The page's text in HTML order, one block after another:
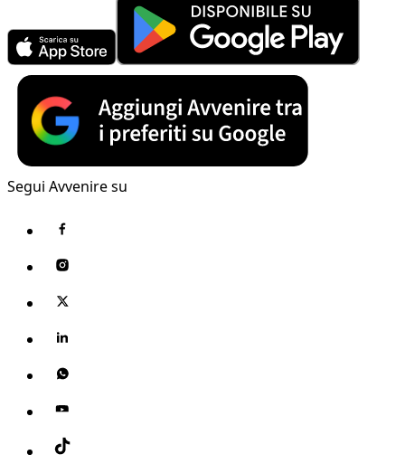
Segui Avvenire su